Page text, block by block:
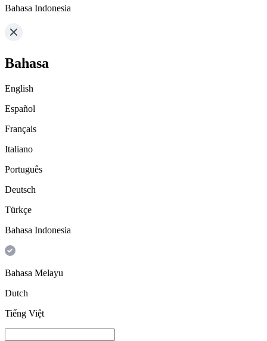
Bahasa Indonesia
Bahasa
English
Español
Français
Italiano
Português
Deutsch
Türkçe
Bahasa Indonesia
Bahasa Melayu
Dutch
Tiếng Việt